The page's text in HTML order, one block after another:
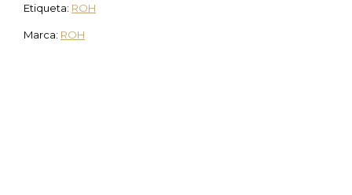
Etiqueta: ROH
Marca: ROH